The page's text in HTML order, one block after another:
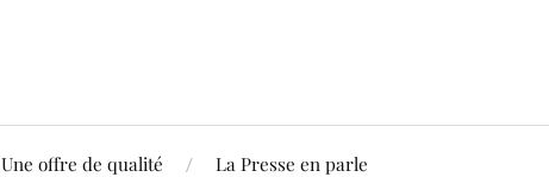
Une offre de qualité La Presse en parle